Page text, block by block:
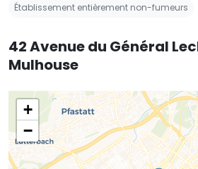
Établissement entièrement non-fumeurs
42 Avenue du Général
Mulhouse
+
−